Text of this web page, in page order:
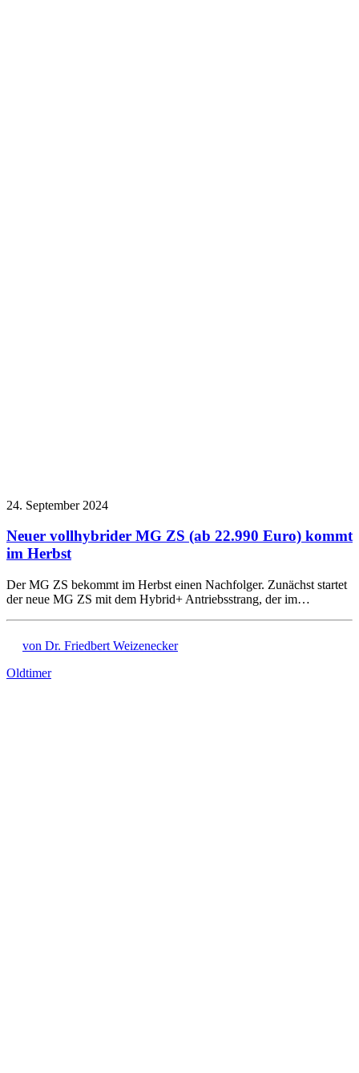
24. September 2024
Neuer vollhybrider MG ZS (ab 22.990 Euro) kommt
im Herbst
Der MG ZS bekommt im Herbst einen Nachfolger. Zunächst startet
der neue MG ZS mit dem Hybrid+ Antriebsstrang, der im…
von Dr. Friedbert Weizenecker
Oldtimer